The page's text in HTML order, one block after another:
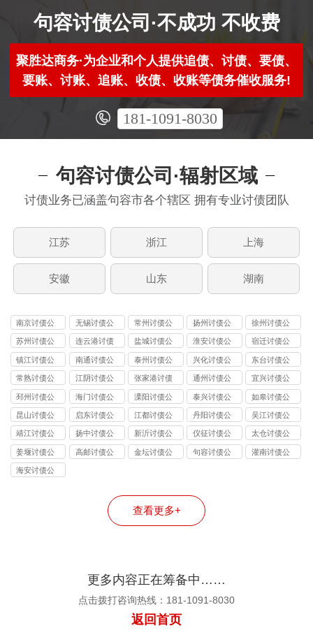
句容讨债公司·不成功 不收费
聚胜达商务·为企业和个人提供追债、讨债、要债、
要账、讨账、追账、收债、收账等债务催收服务!
181-1091-8030
句容讨债公司·辐射区域
讨债业务已涵盖句容市各个辖区 拥有专业讨债团队
江苏 浙江 上海
安徽 山东 湖南
南京讨债公
司
无锡讨债公
司
常州讨债公
司
扬州讨债公
司
徐州讨债公
司
苏州讨债公
司
连云港讨债
公司
盐城讨债公
司
淮安讨债公
司
宿迁讨债公
司
镇江讨债公
司
南通讨债公
司
泰州讨债公
司
兴化讨债公
司
东台讨债公
司
常熟讨债公
司
江阴讨债公
司
张家港讨债
公司
通州讨债公
司
宜兴讨债公
司
邳州讨债公
司
海门讨债公
司
溧阳讨债公
司
泰兴讨债公
司
如皋讨债公
司
昆山讨债公
司
启东讨债公
司
江都讨债公
司
丹阳讨债公
司
吴江讨债公
司
靖江讨债公
司
扬中讨债公
司
新沂讨债公
司
仪征讨债公
司
太仓讨债公
司
姜堰讨债公
司
高邮讨债公
金坛讨债公
句容讨债公
灌南讨债公
海安讨债公
查看更多+
更多内容正在筹备中……
点击拨打咨询热线：181-1091-8030
返回首页